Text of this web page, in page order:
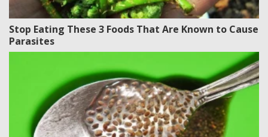
Stop Eating These 3 Foods That Are Known to Cause
Parasites